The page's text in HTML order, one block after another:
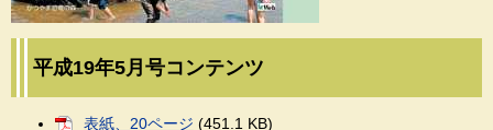
平成19年5月号コンテンツ
表紙、20ページ (451.1 KB)